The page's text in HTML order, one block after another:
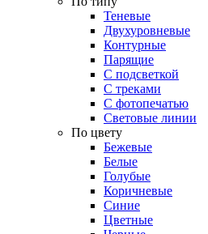
Теневые
Двухуровневые
Контурные
Парящие
С подсветкой
С треками
С фотопечатью
Световые линии
По цвету
Бежевые
Белые
Голубые
Коричневые
Синие
Цветные